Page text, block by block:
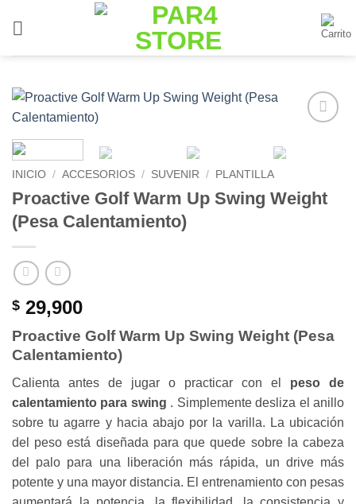
INICIO / ACCESORIOS / SUVENIR / PLANTILLA
Proactive Golf Warm Up Swing Weight
(Pesa Calentamiento)
$ 29,900
Proactive Golf Warm Up Swing Weight (Pesa
Calentamiento)
Calienta antes de jugar o practicar con el peso de
calentamiento para swing . Simplemente desliza el anillo
sobre tu agarre y hacia abajo por la varilla. La ubicación
del peso está diseñada para que quede sobre la cabeza
del palo para una liberación más rápida, un drive más
potente y una mayor distancia. El entrenamiento con pesas